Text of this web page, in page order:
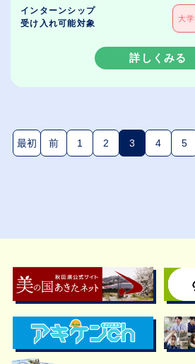
インターンシップ
受け入れ可能対象
大学
詳しくみる
最初 前 1 2 3(現在のページ)
4 5